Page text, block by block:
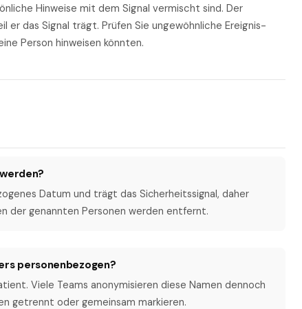
Hinweise mit dem Signal vermischt sind. Der
das Signal trägt. Prüfen Sie ungewöhnliche Ereignis-
Person hinweisen könnten.
Datum und trägt das Sicherheitssignal, daher
der genannten Personen werden entfernt.
personenbezogen?
Viele Teams anonymisieren diese Namen dennoch
getrennt oder gemeinsam markieren.